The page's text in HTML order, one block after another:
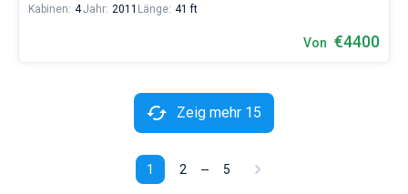
Kabinen: 4Jahr: 2011 Länge: 41 ft
Von €4400
1 2 5
Zeig mehr 15